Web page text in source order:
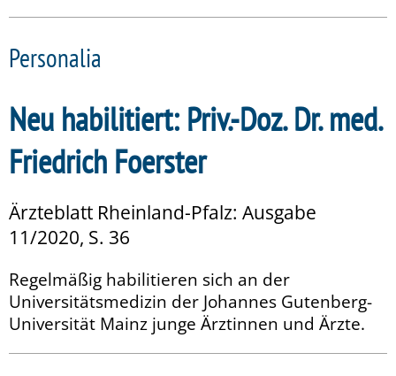
Personalia
Neu habilitiert: Priv.-Doz. Dr. med.
Friedrich Foerster
Ärzteblatt Rheinland-Pfalz: Ausgabe
11/2020, S. 36
Regelmäßig habilitieren sich an der
Universitätsmedizin der Johannes Gutenberg-
Universität Mainz junge Ärztinnen und Ärzte.